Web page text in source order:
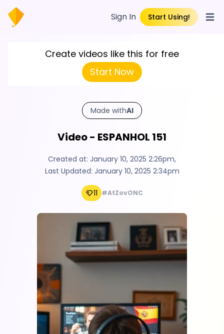
Sign In Start Using!
Create videos like this for free
Start Now
Made withAI
Video - ESPANHOL 151
Created at: January 10, 2025 2:26pm,
Last Updated: January 10, 2025 2:34pm
11 #AtZovONC